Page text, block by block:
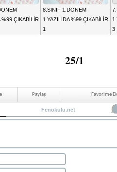
%99 ÇIKABİLİR
8.SINIF 1.DÖNEM
1.YAZILIDA %99 ÇIKABİLİR
1
3
25/1
Paylaş Favorime
Fenokulu.net